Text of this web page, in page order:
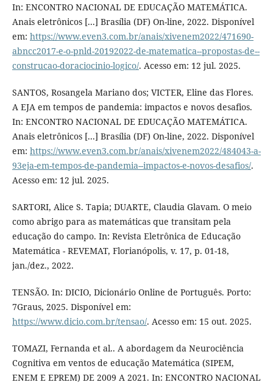
In: ENCONTRO NACIONAL DE EDUCAÇÃO MATEMÁTICA.
Anais eletrônicos [...] Brasília (DF) On-line, 2022. Disponível
em: https://www.even3.com.br/anais/xivenem2022/471690-
abncc2017-e-o-pnld-20192022-de-matematica--propostas-de--
construcao-doraciocinio-logico/. Acesso em: 12 jul. 2025.
SANTOS, Rosangela Mariano dos; VICTER, Eline das Flores.
A EJA em tempos de pandemia: impactos e novos desafios.
In: ENCONTRO NACIONAL DE EDUCAÇÃO MATEMÁTICA.
Anais eletrônicos [...] Brasília (DF) On-line, 2022. Disponível
em: https://www.even3.com.br/anais/xivenem2022/484043-a-
93eja-em-tempos-de-pandemia--impactos-e-novos-desafios/.
Acesso em: 12 jul. 2025.
SARTORI, Alice S. Tapia; DUARTE, Claudia Glavam. O meio
como abrigo para as matemáticas que transitam pela
educação do campo. In: Revista Eletrônica de Educação
Matemática - REVEMAT, Florianópolis, v. 17, p. 01-18,
jan./dez., 2022.
TENSÃO. In: DICIO, Dicionário Online de Português. Porto:
7Graus, 2025. Disponível em:
https://www.dicio.com.br/tensao/. Acesso em: 15 out. 2025.
TOMAZI, Fernanda et al.. A abordagem da Neurociência
Cognitiva em ventos de educação Matemática (SIPEM,
ENEM E EPREM) DE 2009 A 2021. In: ENCONTRO NACIONAL